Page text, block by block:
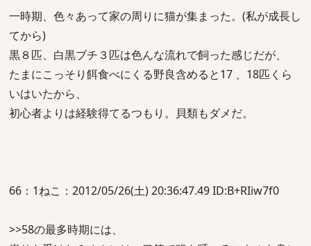
一時期、色々あって家の周りに猫が集まった。(私が成長し
てから)
黒８匹、白黒ブチ３匹は色んな流れで飼った感じだが、
たまにこっそり餌食べにくる野良含めると17 、18匹くら
いはいたから、
初心者よりは経験得てるつもり。貝類もダメだ。
66：1ねこ：2012/05/26(土) 20:36:47.49 ID:B+RIiw7f0
>>58の最多時期には、